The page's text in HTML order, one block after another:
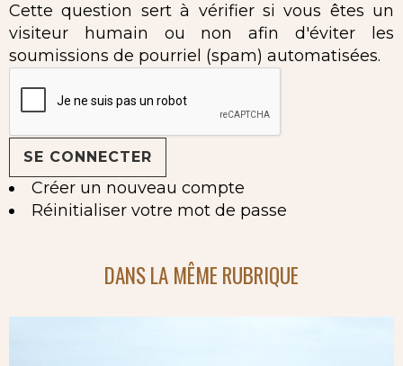
Cette question sert à vérifier si vous êtes un
visiteur humain ou non afin d'éviter les
soumissions de pourriel (spam) automatisées.
Créer un nouveau compte
Réinitialiser votre mot de passe
DANS LA MÊME RUBRIQUE